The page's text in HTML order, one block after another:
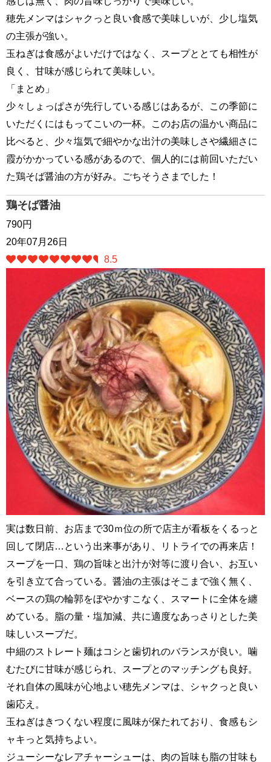
穂先メンマはシャクっと良い食感で美味しいが、少し塩気
の主張が強い。
玉ねぎは食感がよいだけではなく、スープととても相性が
良く、甘味が感じられて美味しい。
「まとめ」
少々しょっぱさが先行している感じはあるが、この季節に
いただくにはもってこいの一杯。このお店の温かい商品に
比べると、少々塩気で細やかな出汁の美味しさや繊細さに
霞がかかっている感があるので、個人的には前回いただい
た鶏そば醤油の方が好み。ごちそうさまでした！
鶏そば醤油
790円
20年07月26日
8.5
実は数日前、お店まで30ｍ位の所で店主が看板をくるっと
回して閉店…という出来事があり、リトライでの再来店！
スープを一口、鶏の旨味と出汁が対等に渡り合い、お互い
を引き立て合っている。醤油の主張はそこまで強く無く、
ベースの鶏の輪郭をぼやかすこなく、スマートに全体を纏
めている。脂の量・塩加減、共に適度なあっさりとした美
味しいスープだ。
中細のストレート麺はコシと歯切れのバランスが良い。噛
むたびに甘味が感じられ、スープとのマッチングも良好。
それ自体の風味が心地よい穂先メンマは、シャクっと良い
歯応え。
玉ねぎはきつくない程度に風味が保たれており、食感もシ
ャキっと気持ちよい。
ジューシーなレアチャーシューは、肉の旨味も脂の甘味も